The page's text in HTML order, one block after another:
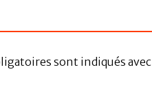
sont indiqués avec